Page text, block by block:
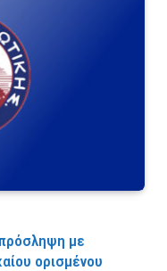
με
ορισμένου